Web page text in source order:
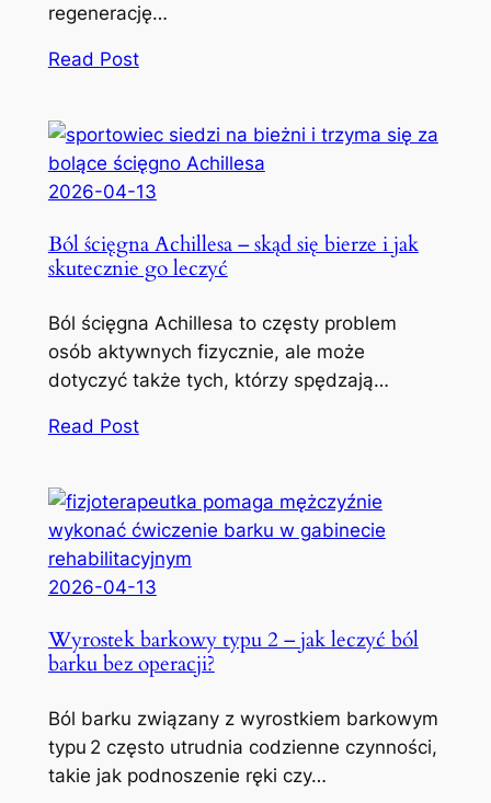
regenerację…
Read Post
2026-04-13
Ból ścięgna Achillesa – skąd się bierze i jak
skutecznie go leczyć
Ból ścięgna Achillesa to częsty problem
osób aktywnych fizycznie, ale może
dotyczyć także tych, którzy spędzają…
Read Post
2026-04-13
Wyrostek barkowy typu 2 – jak leczyć ból
barku bez operacji?
Ból barku związany z wyrostkiem barkowym
typu 2 często utrudnia codzienne czynności,
takie jak podnoszenie ręki czy…